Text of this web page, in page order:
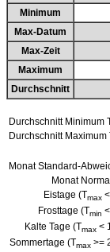
Minimum
Max-Datum
Max-Zeit
Maximum
Durchschnitt
Durchschnitt Minimum
Durchschnitt Maximum
Monat Standard-
Monat
Eistage (Tmax
Frosttage (Tmin
Kalte Tage (Tmax <
Sommertage (Tmax >=